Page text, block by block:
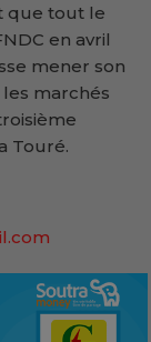
que tout le
en avril
mener son
marchés
Touré.